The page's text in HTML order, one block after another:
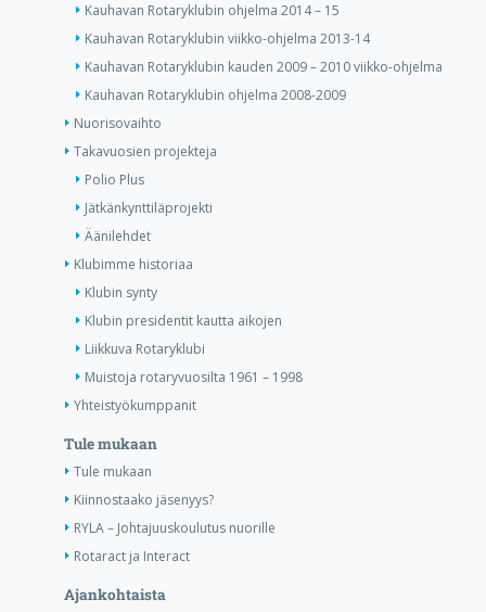
Kauhavan Rotaryklubin ohjelma 2014 – 15
Kauhavan Rotaryklubin viikko-ohjelma 2013-14
Kauhavan Rotaryklubin kauden 2009 – 2010 viikko-ohjelma
Kauhavan Rotaryklubin ohjelma 2008-2009
Nuorisovaihto
Takavuosien projekteja
Polio Plus
Jätkänkynttiläprojekti
Äänilehdet
Klubimme historiaa
Klubin synty
Klubin presidentit kautta aikojen
Liikkuva Rotaryklubi
Muistoja rotaryvuosilta 1961 – 1998
Yhteistyökumppanit
Tule mukaan
Tule mukaan
Kiinnostaako jäsenyys?
RYLA – Johtajuuskoulutus nuorille
Rotaract ja Interact
Ajankohtaista